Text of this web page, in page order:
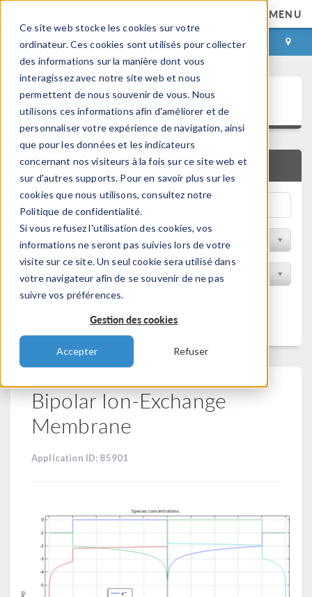
Ce site web stocke les cookies sur votre
ordinateur. Ces cookies sont utilisés pour collecter
des informations sur la manière dont vous
interagissez avec notre site web et nous
permettent de nous souvenir de vous. Nous
utilisons ces informations afin d'améliorer et de
personnaliser votre expérience de navigation, ainsi
que pour les données et les indicateurs
concernant nos visiteurs à la fois sur ce site web et
sur d'autres supports. Pour en savoir plus sur les
cookies que nous utilisons, consultez notre
Politique de confidentialité.
Si vous refusez l'utilisation des cookies, vos
informations ne seront pas suivies lors de votre
visite sur ce site. Un seul cookie sera utilisé dans
votre navigateur afin de se souvenir de ne pas
suivre vos préférences.
Gestion des cookies
Accepter Refuser
MENU
CONNEXION CONTACT
Bibliothèque d'Applications
RECHERCHE RAPIDE
Trier par Discipline
Filtrer par produit
Filtrer
Bipolar Ion-Exchange
Membrane
Application ID: 85901